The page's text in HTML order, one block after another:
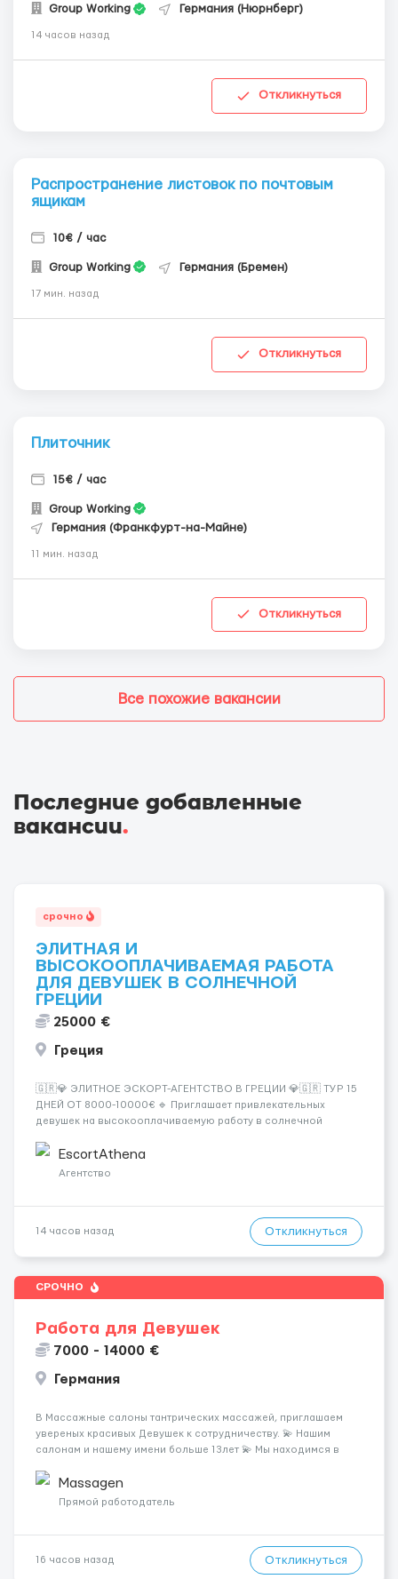
Group Working Германия (Нюрнберг)
14 часов назад
Откликнуться
Распространение листовок по почтовым
ящикам
10€ / час
Group Working Германия (Бремен)
17 мин. назад
Откликнуться
Плиточник
15€ / час
Group Working
Германия (Франкфурт-на-Майне)
11 мин. назад
Откликнуться
Все похожие вакансии
Последние добавленные
вакансии.
срочно
ЭЛИТНАЯ И
ВЫСОКООПЛАЧИВАЕМАЯ РАБОТА
ДЛЯ ДЕВУШЕК В СОЛНЕЧНОЙ
ГРЕЦИИ
25000 €
Греция
🇬🇷💎 ЭЛИТНОЕ ЭСКОРТ-АГЕНТСТВО В ГРЕЦИИ 💎🇬🇷 ТУР 15
ДНЕЙ ОТ 8000-10000€ 🔹 Приглашает привлекательных
девушек на высокооплачиваемую работу в солнечной
хорошие деньги 💶 — это предложение для тебя! 🔹
Требования: ✔️ Возраст от ...
EscortAthena
Агентство
14 часов назад Откликнуться
СРОЧНО
Работа для Девушек
7000 - 14000 €
Германия
В Массажные салоны тантрических массажей, приглашаем
увереных красивых Девушек к сотрудничеству. 💫 Нашим
салонам и нашему имени больше 13лет 💫 Мы находимся в
заработная плата 💚Мы гарантируем Наличие работы. Поток 💝
incall / Out...
Massagen
Прямой работодатель
16 часов назад Откликнуться